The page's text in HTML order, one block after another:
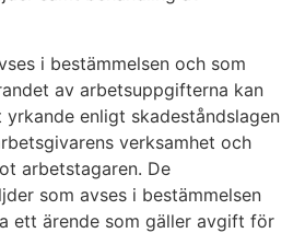
i bestämmelsen och som
av arbetsuppgifterna kan
enligt skadeståndslagen
verksamhet och
arbetstagaren. De
som avses i bestämmelsen
ett ärende som gäller avgift för